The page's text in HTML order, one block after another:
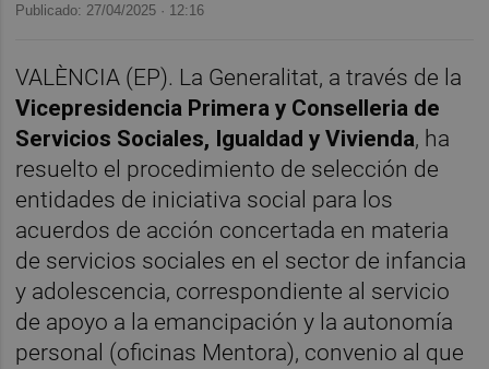
Publicado: 27/04/2025 · 12:16
VALÈNCIA (EP). La Generalitat, a través de la
Vicepresidencia Primera y Conselleria de
Servicios Sociales, Igualdad y Vivienda, ha
resuelto el procedimiento de selección de
entidades de iniciativa social para los
acuerdos de acción concertada en materia
de servicios sociales en el sector de infancia
y adolescencia, correspondiente al servicio
de apoyo a la emancipación y la autonomía
personal (oficinas Mentora), convenio al que